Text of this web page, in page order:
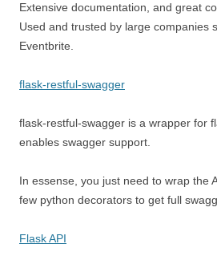
Extensive documentation, and great
Used and trusted by large companies
Eventbrite.
flask-restful-swagger
flask-restful-swagger is a wrapper for
enables swagger support.
In essense, you just need to wrap the
few python decorators to get full
Flask API